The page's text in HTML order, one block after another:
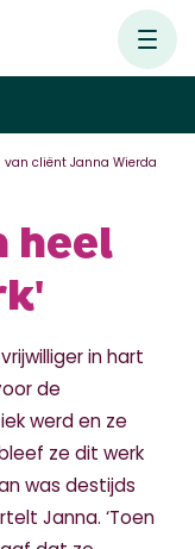
van cliënt Janna Wierda
heel
in hart
de
werd en ze
ze dit werk
was destijds
Janna. ‘Toen